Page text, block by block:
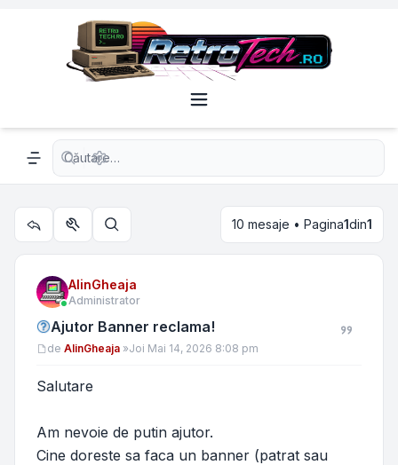
Navigation menu
Căutare avansată
Utilitare subiect
Căutare 10 mesaje • Pagina1din1
AlinGheaja
Administrator
Ajutor Banner reclama!
Mesaj
de AlinGheaja »Joi Mai 14, 2026 8:08 pm
Salutare
Am nevoie de putin ajutor.
Cine doreste sa faca un banner (patrat sau